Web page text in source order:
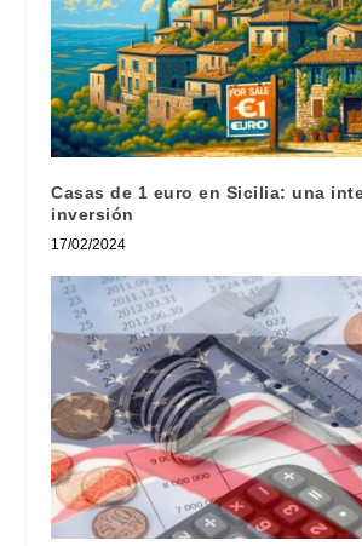
Casas de 1 euro en Sicilia: una
inversión
17/02/2024